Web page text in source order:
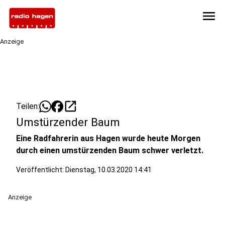
menu
Anzeige
Teilen: open_in_new
Umstürzender Baum
Eine Radfahrerin aus Hagen wurde heute Morgen
durch einen umstürzenden Baum schwer verletzt.
Veröffentlicht: Dienstag, 10.03.2020 14:41
Anzeige